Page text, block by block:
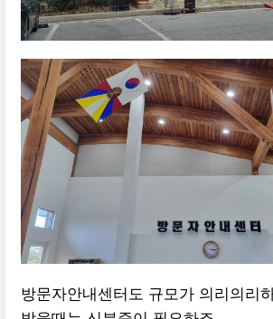
방문자안내센터도 규모가 의리의리